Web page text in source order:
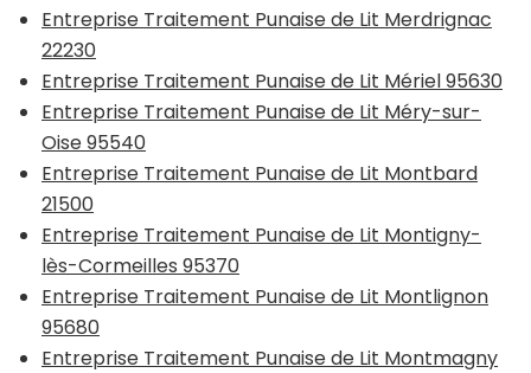
Entreprise Traitement Punaise de Lit Merdrignac
22230
Entreprise Traitement Punaise de Lit Mériel 95630
Entreprise Traitement Punaise de Lit Méry-sur-
Oise 95540
Entreprise Traitement Punaise de Lit Montbard
21500
Entreprise Traitement Punaise de Lit Montigny-
lès-Cormeilles 95370
Entreprise Traitement Punaise de Lit Montlignon
95680
Entreprise Traitement Punaise de Lit Montmagny